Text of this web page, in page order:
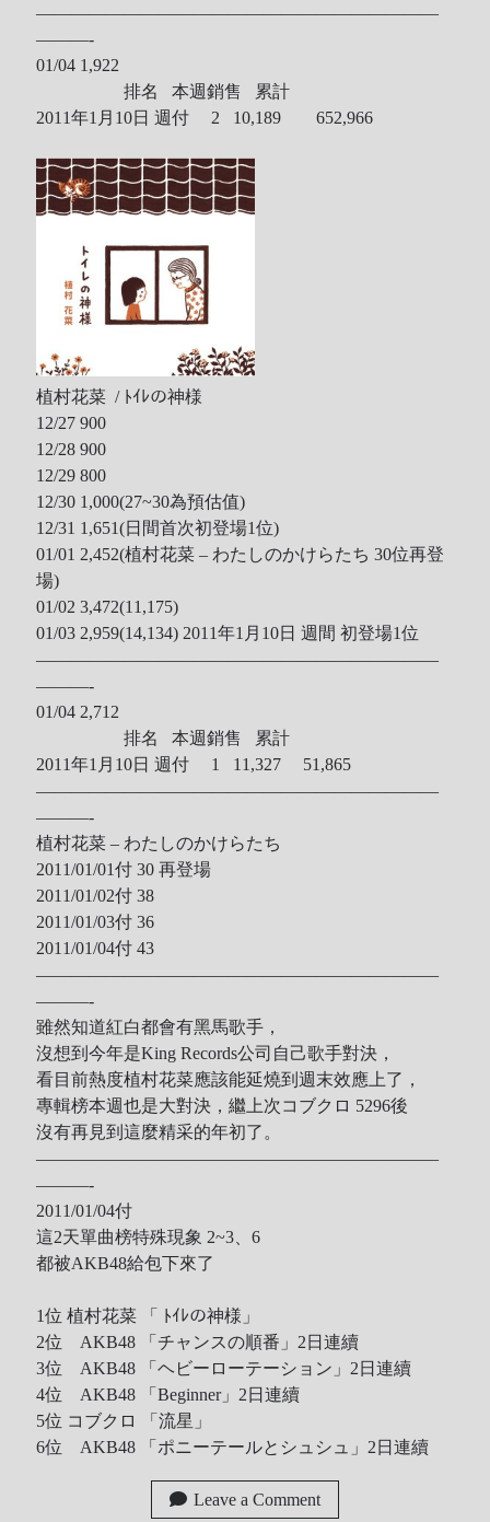
———————————————————————
———-
01/04 1,922
排名 本週銷售 累計
2011年1月10日 週付 2 10,189 652,966
植村花菜 / ﾄｲﾚの神様
12/27 900
12/28 900
12/29 800
12/30 1,000(27~30為預估值)
12/31 1,651(日間首次初登場1位)
01/01 2,452(植村花菜 – わたしのかけらたち 30位再登
場)
01/02 3,472(11,175)
01/03 2,959(14,134) 2011年1月10日 週間 初登場1位
———————————————————————
———-
01/04 2,712
排名 本週銷售 累計
2011年1月10日 週付 1 11,327 51,865
———————————————————————
———-
植村花菜 – わたしのかけらたち
2011/01/01付 30 再登場
2011/01/02付 38
2011/01/03付 36
2011/01/04付 43
———————————————————————
———-
雖然知道紅白都會有黑馬歌手，
沒想到今年是King Records公司自己歌手對決，
看目前熱度植村花菜應該能延燒到週末效應上了，
專輯榜本週也是大對決，繼上次コブクロ 5296後
沒有再見到這麼精采的年初了。
———————————————————————
———-
2011/01/04付
這2天單曲榜特殊現象 2~3、6
都被AKB48給包下來了
1位 植村花菜 「 ﾄｲﾚの神様」
2位 AKB48 「チャンスの順番」2日連續
3位 AKB48 「ヘビーローテーション」2日連續
4位 AKB48 「Beginner」2日連續
5位 コブクロ 「流星」
6位 AKB48 「ポニーテールとシュシュ」2日連續
Leave a Comment